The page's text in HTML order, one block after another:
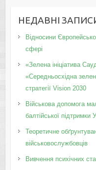
НЕДАВНІ
Відносини
сфері
«Зелена ініціатива
«Середньосхідна
стратегії Vision 2030
Військова допомога
балтійської підтримки
Теоретичне
військовослужбовців
Вивчення психічних